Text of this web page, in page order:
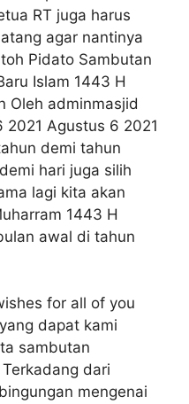
RT juga harus
agar nantinya
Pidato Sambutan
Islam 1443 H
Oleh adminmasjid
Agustus 6 2021
demi tahun
hari juga silih
lagi kita akan
1443 H
awal di tahun
for all of you
dapat kami
sambutan
dari
mengenai